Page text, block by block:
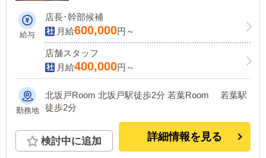
給与
店長･幹部候補
月給600,000円～
店舗スタッフ
月給400,000円～
勤務地
北坂戸Room 北坂戸駅徒歩2分 若葉Room 若葉駅
徒歩2分
検討中に追加 詳細情報を見る